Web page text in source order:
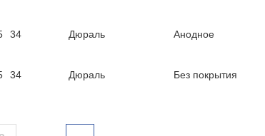
34 Дюраль Анодное
34 Дюраль Без покрытия